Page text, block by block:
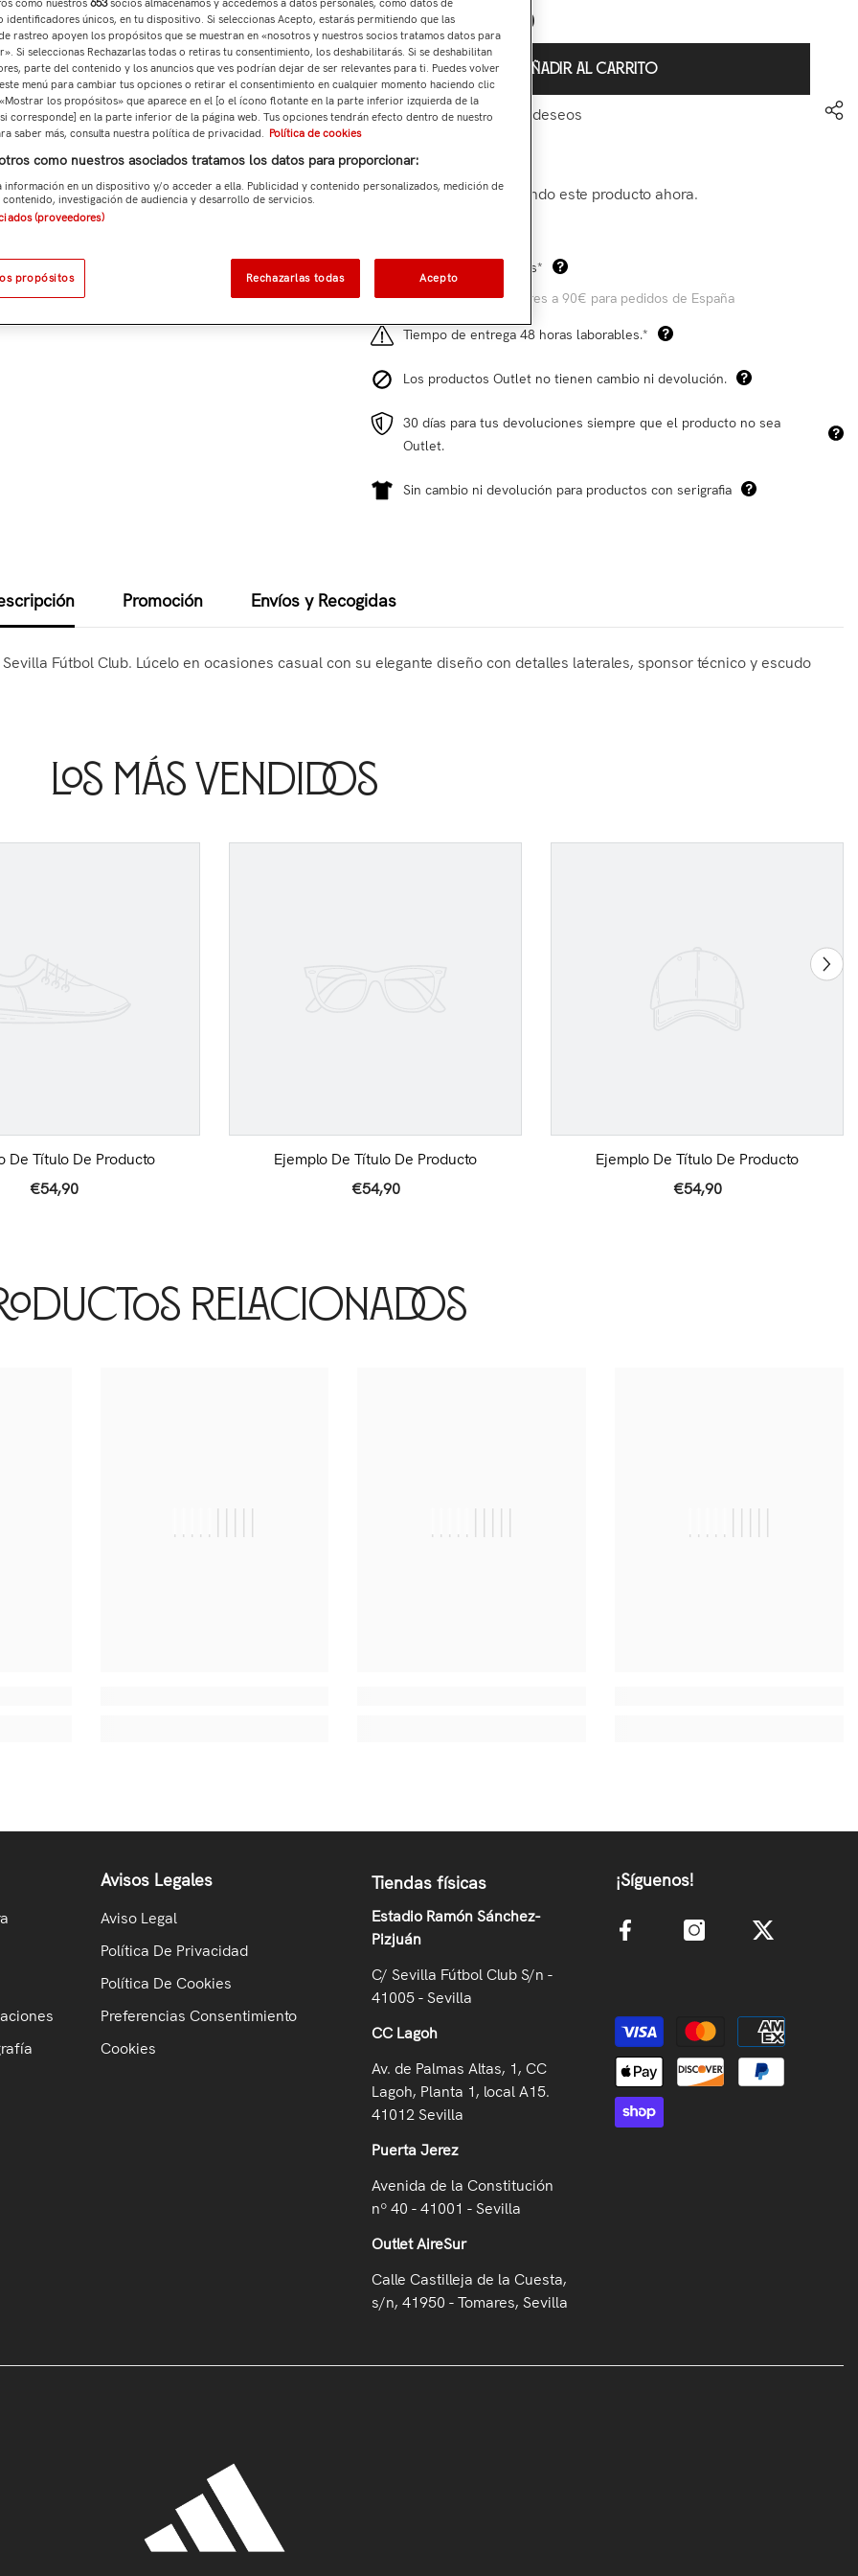
Total parcial: €54,90
AÑADIR AL CARRITO
Añadir a mi lista de deseos
Ref:JD5311
4 clientes están viendo este producto ahora.
Gastos de envío gratis*
Por compras superiores a 90€ para pedidos de España
Tiempo de entrega 48 horas laborables.*
Los productos Outlet no tienen cambio ni devolución.
30 días para tus devoluciones siempre que el producto no sea
Outlet.
Sin cambio ni devolución para productos con serigrafia
Promoción Envíos y Recogidas
Fútbol Club. Lúcelo en ocasiones casual con su elegante diseño con detalles laterales, sponsor técnico y escudo
Los Más Vendidos
De Título De Producto
€54,90
Ejemplo De Título De Producto
€54,90
Ejemplo De Título De Producto
€54,90
Relacionados
|||||||||| |||||||||| ||||||||||
Avisos Legales
Aviso Legal
Política De Privacidad
Política De Cookies
Preferencias Consentimiento
Cookies
Tiendas físicas
Estadio Ramón Sánchez-
Pizjuán
C/ Sevilla Fútbol Club S/n -
41005 - Sevilla
CC Lagoh
Av. de Palmas Altas, 1, CC
Lagoh, Planta 1, local A15.
41012 Sevilla
Puerta Jerez
Avenida de la Constitución
nº 40 - 41001 - Sevilla
Outlet AireSur
Calle Castilleja de la Cuesta,
s/n, 41950 - Tomares, Sevilla
¡Síguenos!
identificadores únicos, en tu dispositivo. Si seleccionas Acepto, estarás permitiendo que las
rastreo apoyen los propósitos que se muestran en «nosotros y nuestros socios tratamos datos para
Si seleccionas Rechazarlas todas o retiras tu consentimiento, los deshabilitarás. Si se deshabilitan
parte del contenido y los anuncios que ves podrían dejar de ser relevantes para ti. Puedes volver
menú para cambiar tus opciones o retirar el consentimiento en cualquier momento haciendo clic
los propósitos» que aparece en el [o el ícono flotante en la parte inferior izquierda de la
corresponde] en la parte inferior de la página web. Tus opciones tendrán efecto dentro de nuestro
saber más, consulta nuestra política de privacidad.
Política de cookies
como nuestros asociados tratamos los datos para proporcionar:
información en un dispositivo y/o acceder a ella. Publicidad y contenido personalizados, medición de
investigación de audiencia y desarrollo de servicios.
(proveedores)
propósitos Rechazarlas todas Acepto